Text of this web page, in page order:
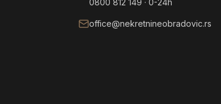
0800 812 149· 0-24h